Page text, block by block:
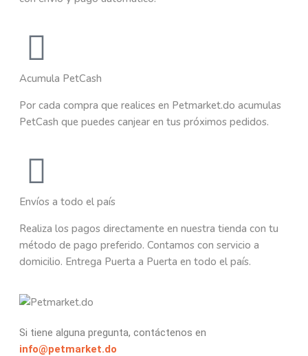
Acumula PetCash
Por cada compra que realices en Petmarket.do acumulas
PetCash que puedes canjear en tus próximos pedidos.
Envíos a todo el país
Realiza los pagos directamente en nuestra tienda con tu
método de pago preferido. Contamos con servicio a
domicilio. Entrega Puerta a Puerta en todo el país.
Si tiene alguna pregunta, contáctenos en
info@petmarket.do